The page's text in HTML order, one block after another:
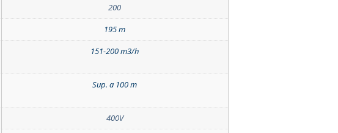
200
195 m
151-200 m3/h
Sup. a 100 m
400V